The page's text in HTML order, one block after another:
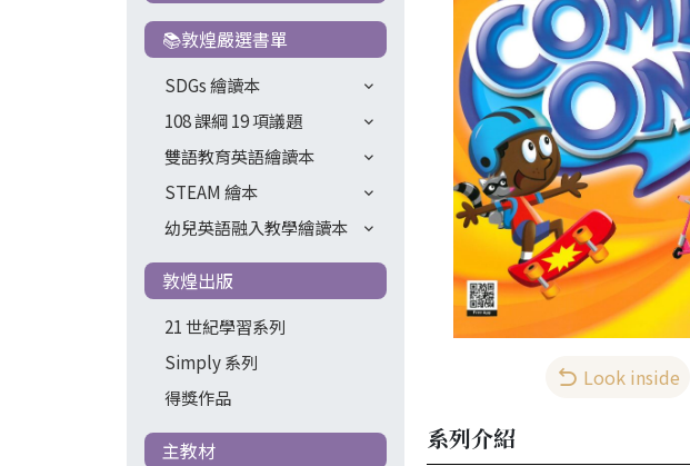
📚敦煌嚴選書單
SDGs 繪讀本
108 課綱 19 項議題
雙語教育英語繪讀本
STEAM 繪本
幼兒英語融入教學繪讀本
敦煌出版
21 世紀學習系列
Simply 系列
得獎作品
主教材
Look inside
系列介紹